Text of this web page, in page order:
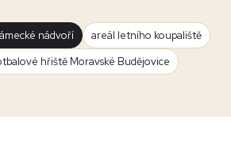
nádvoří
areál letního koupaliště
hřiště Moravské Budějovice